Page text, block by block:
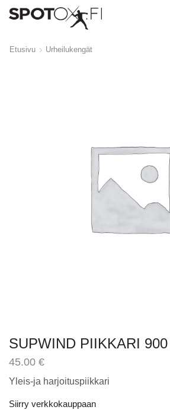
Etusivu Urheilukengät
SUPWIND PIIKKARI 900
45.00 €
Yleis-ja harjoituspiikkari
Siirry verkkokauppaan